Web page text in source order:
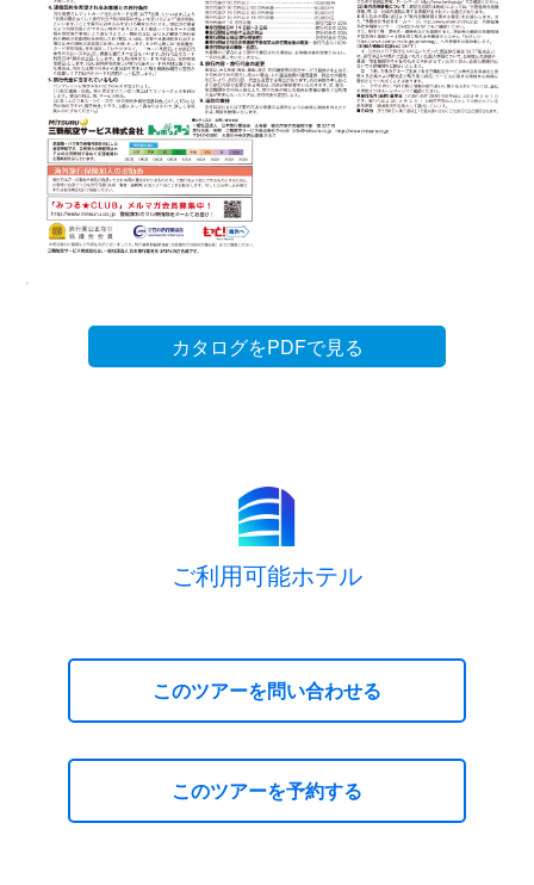
カタログをPDFで見る
ご利用可能ホテル
このツアーを問い合わせる
このツアーを予約する